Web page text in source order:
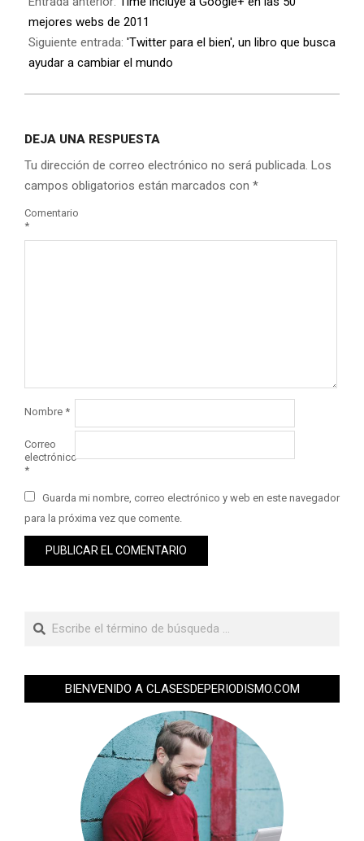
mejores webs de 2011
Siguiente entrada: 'Twitter para el bien', un libro que busca
ayudar a cambiar el mundo
DEJA UNA RESPUESTA
Tu dirección de correo electrónico no será publicada. Los
campos obligatorios están marcados con *
Comentario
*
Nombre *
Correo
electrónico
*
Guarda mi nombre, correo electrónico y web en este navegador
para la próxima vez que comente.
BIENVENIDO A CLASESDEPERIODISMO.COM